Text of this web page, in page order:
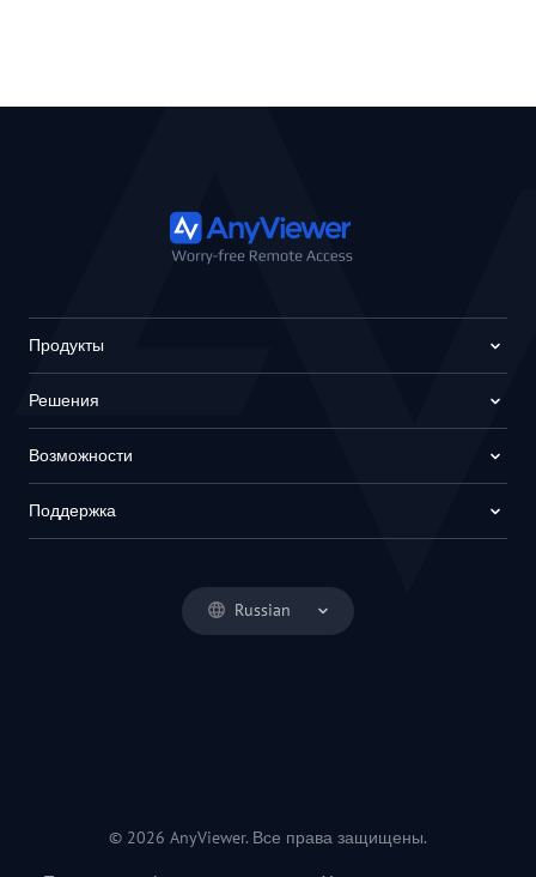
Russian
Продукты
Решения
Возможности
Поддержка
© 2026 AnyViewer. Все права защищены.